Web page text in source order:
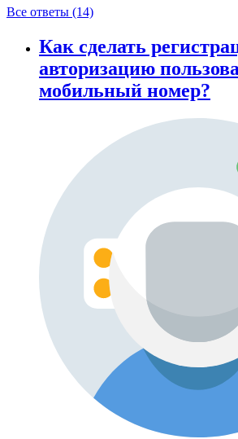
Все ответы (14)
Как сделать
авторизацию
мобильный номер?